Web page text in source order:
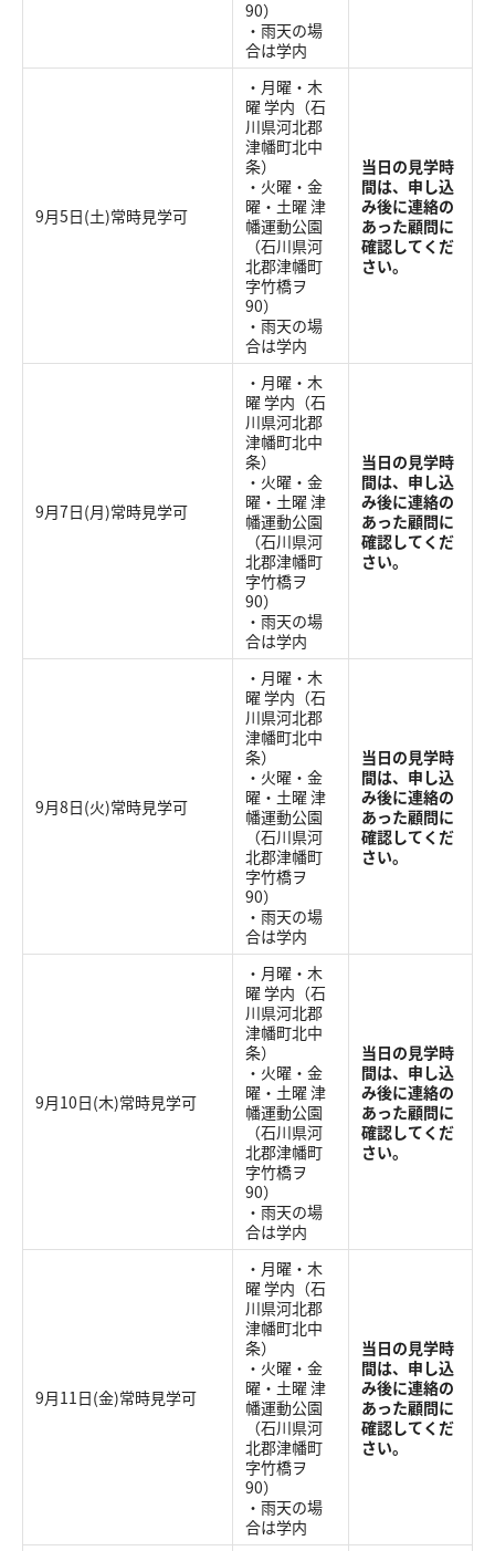
90）
・雨天の場
合は学内
9月5日(土)常時見学可
・月曜・木
曜 学内（石
川県河北郡
津幡町北中
条）
・火曜・金
曜・土曜 津
幡運動公園
（石川県河
北郡津幡町
字竹橋ヲ
90）
・雨天の場
合は学内
当日の見学時
間は、申し込
み後に連絡の
あった顧問に
確認してくだ
さい。
9月7日(月)常時見学可
・月曜・木
曜 学内（石
川県河北郡
津幡町北中
条）
・火曜・金
曜・土曜 津
幡運動公園
（石川県河
北郡津幡町
字竹橋ヲ
90）
・雨天の場
合は学内
当日の見学時
間は、申し込
み後に連絡の
あった顧問に
確認してくだ
さい。
9月8日(火)常時見学可
・月曜・木
曜 学内（石
川県河北郡
津幡町北中
条）
・火曜・金
曜・土曜 津
幡運動公園
（石川県河
北郡津幡町
字竹橋ヲ
90）
・雨天の場
合は学内
当日の見学時
間は、申し込
み後に連絡の
あった顧問に
確認してくだ
さい。
9月10日(木)常時見学可
・月曜・木
曜 学内（石
川県河北郡
津幡町北中
条）
・火曜・金
曜・土曜 津
幡運動公園
（石川県河
北郡津幡町
字竹橋ヲ
90）
・雨天の場
合は学内
当日の見学時
間は、申し込
み後に連絡の
あった顧問に
確認してくだ
さい。
9月11日(金)常時見学可
・月曜・木
曜 学内（石
川県河北郡
津幡町北中
条）
・火曜・金
曜・土曜 津
幡運動公園
（石川県河
北郡津幡町
字竹橋ヲ
90）
・雨天の場
合は学内
当日の見学時
間は、申し込
み後に連絡の
あった顧問に
確認してくだ
さい。